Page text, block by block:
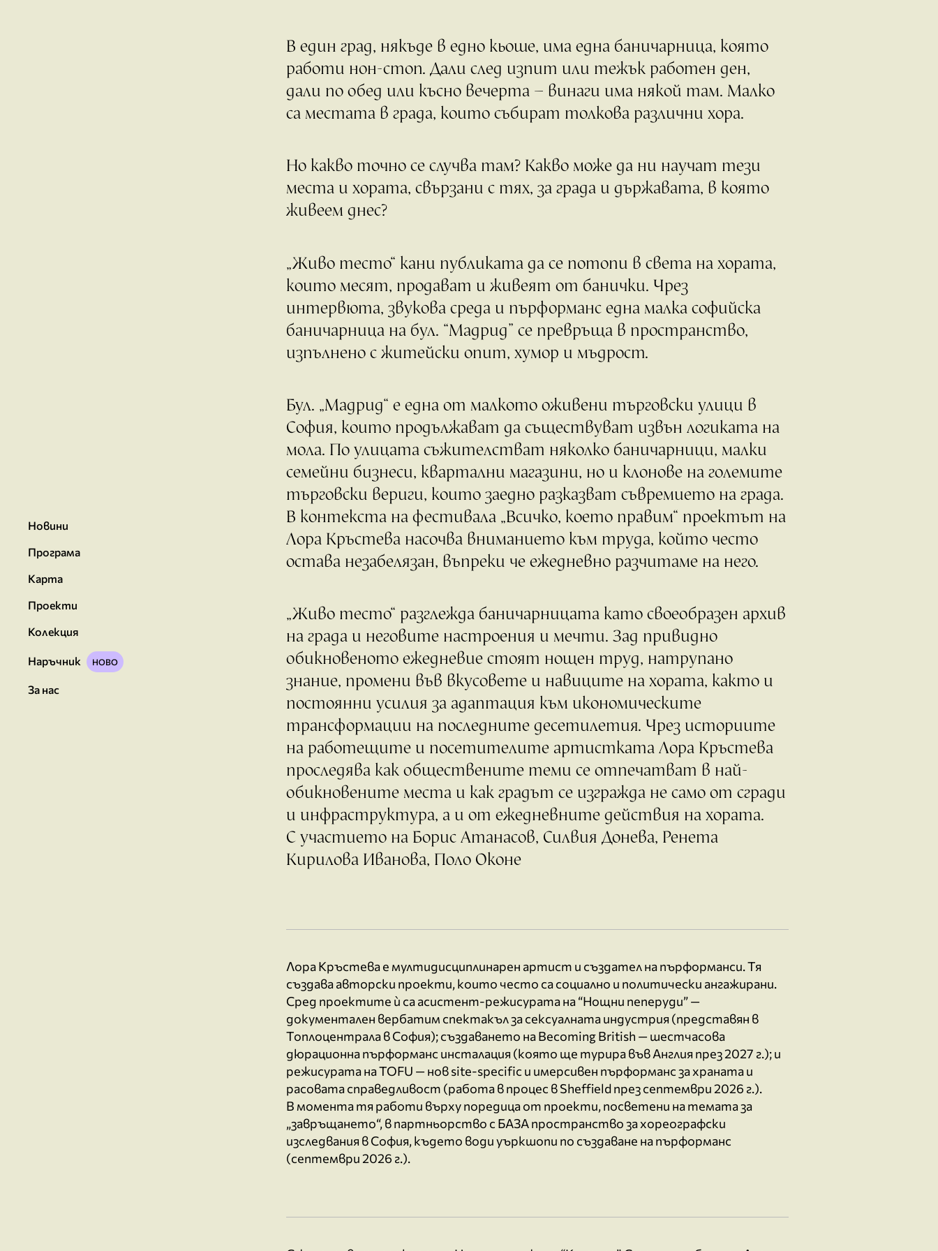
Новини
Програма
Карта
Проекти
Колекция
Наръчник
За нас
В един град, някъде в едно кьоше, има една баничарница, която
работи нон-стоп. Дали след изпит или тежък работен ден,
дали по обед или късно вечерта – винаги има някой там. Малко
са местата в града, които събират толкова различни хора.
Но какво точно се случва там? Какво може да ни научат тези
места и хората, свързани с тях, за града и държавата, в която
живеем днес?
„Живо тесто“ кани публиката да се потопи в света на хората,
които месят, продават и живеят от банички. Чрез
интервюта, звукова среда и пърформанс една малка софийска
баничарница на бул. “Мадрид” се превръща в пространство,
изпълнено с житейски опит, хумор и мъдрост.
Бул. „Мадрид“ е една от малкото оживени търговски улици в
София, които продължават да съществуват извън логиката на
мола. По улицата съжителстват няколко баничарници, малки
семейни бизнеси, квартални магазини, но и клонове на големите
търговски вериги, които заедно разказват съвремието на града.
В контекста на фестивала „Всичко, което правим“ проектът на
Лора Кръстева насочва вниманието към труда, който често
остава незабелязан, въпреки че ежедневно разчитаме на него.
„Живо тесто“ разглежда баничарницата като своеобразен архив
на града и неговите настроения и мечти. Зад привидно
обикновеното ежедневие стоят нощен труд, натрупано
знание, промени във вкусовете и навиците на хората, както и
постоянни усилия за адаптация към икономическите
трансформации на последните десетилетия. Чрез историите
на работещите и посетителите артистката Лора Кръстева
проследява как обществените теми се отпечатват в най-
обикновените места и как градът се изгражда не само от сгради
и инфраструктура, а и от ежедневните действия на хората.
С участието на Борис Атанасов, Силвия Донева, Ренета
Кирилова Иванова, Поло Оконе
Лора Кръстева е мултидисциплинарен артист и създател на пърформанси. Тя
създава авторски проекти, които често са социално и политически ангажирани.
Сред проектите ѝ са асистент-режисурата на “Нощни пеперуди” —
документален вербатим спектакъл за сексуалната индустрия (представян в
Топлоцентрала в София); създаването на Becoming British — шестчасова
дюрационна пърформанс инсталация (която ще турира във Англия през 2027 г.); и
режисурата на TOFU — нов site-specific и имерсивен пърформанс за храната и
расовата справедливост (работа в процес в Sheffield през септември 2026 г.).
В момента тя работи върху поредица от проекти, посветени на темата за
„завръщането“, в партньорство с БАЗА пространство за хореографски
изследвания в София, където води уъркшопи по създаване на пърформанс
(септември 2026 г.).